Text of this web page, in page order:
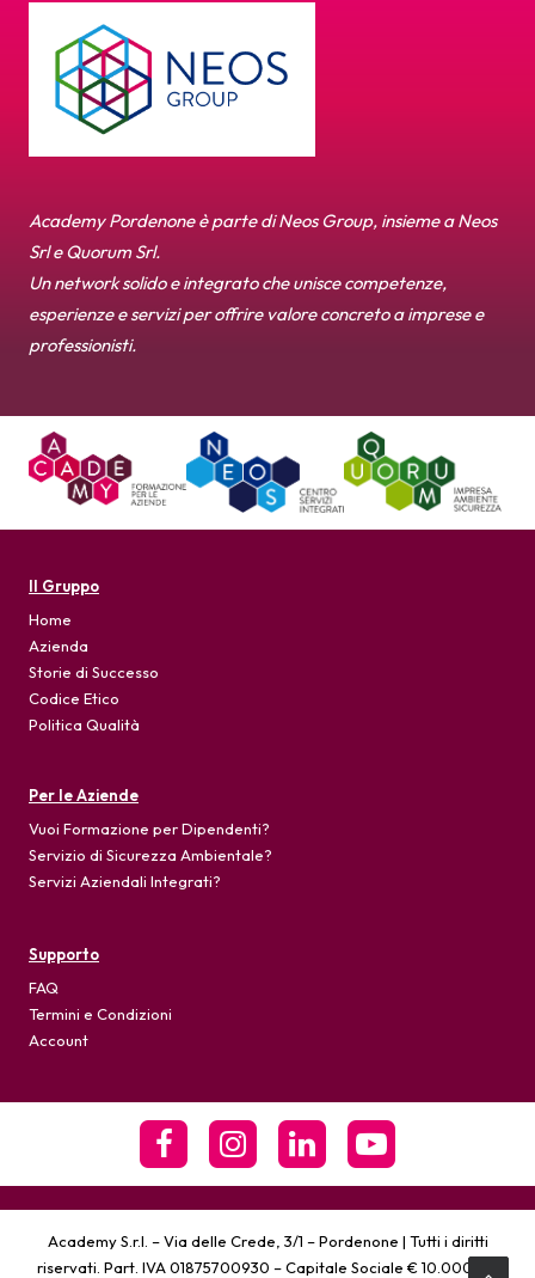
Academy Pordenone è parte di Neos Group, insieme a Neos
Srl e Quorum Srl.
Un network solido e integrato che unisce competenze,
esperienze e servizi per offrire valore concreto a imprese e
professionisti.
Il Gruppo
Home
Azienda
Storie di Successo
Codice Etico
Politica Qualità
Per le Aziende
Vuoi Formazione per Dipendenti?
Servizio di Sicurezza Ambientale?
Servizi Aziendali Integrati?
Supporto
FAQ
Termini e Condizioni
Account
Academy S.r.l. – Via delle Crede, 3/1 – Pordenone | Tutti i diritti
riservati. Part. IVA 01875700930 – Capitale Sociale € 10.000,00